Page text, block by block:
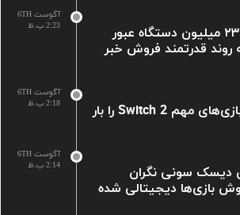
آگوست 6TH
2:23 ب.ظ
فروش Switch 2 از ۲۳ میلیون دستگاه عبور
روند قدرتمند فروش خبر
آگوست 6TH
2:18 ب.ظ
نینتندو بازه انتشار بازی‌های مهم Switch 2 را بار
آگوست 6TH
2:14 ب.ظ
دیسک سونی نگران
فروش بازی‌ها دیجیتالی شده